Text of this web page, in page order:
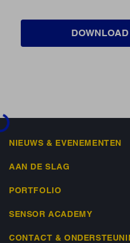
NIEUWS & EVENEMENTEN
AAN DE SLAG
PORTFOLIO
SENSOR ACADEMY
CONTACT &